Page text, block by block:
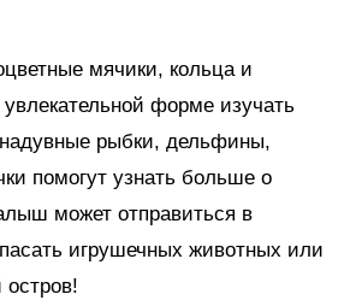
мячики, кольца и
форме изучать
рыбки, дельфины,
помогут узнать больше о
может отправиться в
игрушечных животных или